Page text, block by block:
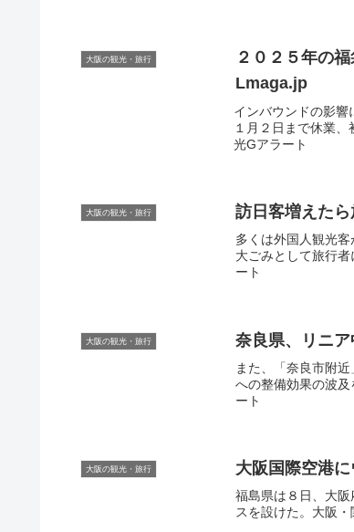
大阪の観光・旅行 ２０２５年の
Lmaga.jp
インバウンドの影響
１月２日まで休業
光Gアラート
大阪の観光・旅行 訪日客増えたら
多くは外国人観光
大ごみとして旅行
ート
大阪の観光・旅行 奈良県、リニ
また、「奈良市附
への整備効果の波
ート
大阪の観光・旅行 大阪 国際空港
福島県は８日、大
スを設けた。大阪